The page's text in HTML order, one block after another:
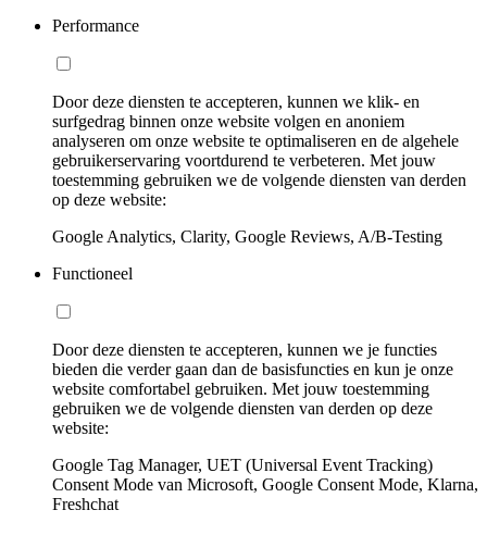
Performance
Door deze diensten te accepteren, kunnen we klik- en
surfgedrag binnen onze website volgen en anoniem
analyseren om onze website te optimaliseren en de algehele
gebruikerservaring voortdurend te verbeteren. Met jouw
toestemming gebruiken we de volgende diensten van derden
op deze website:
Google Analytics, Clarity, Google Reviews, A/B-Testing
Functioneel
Door deze diensten te accepteren, kunnen we je functies
bieden die verder gaan dan de basisfuncties en kun je onze
website comfortabel gebruiken. Met jouw toestemming
gebruiken we de volgende diensten van derden op deze
website:
Google Tag Manager, UET (Universal Event Tracking)
Consent Mode van Microsoft, Google Consent Mode, Klarna,
Freshchat